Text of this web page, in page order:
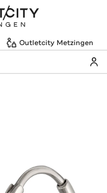
Outletcity Metzingen